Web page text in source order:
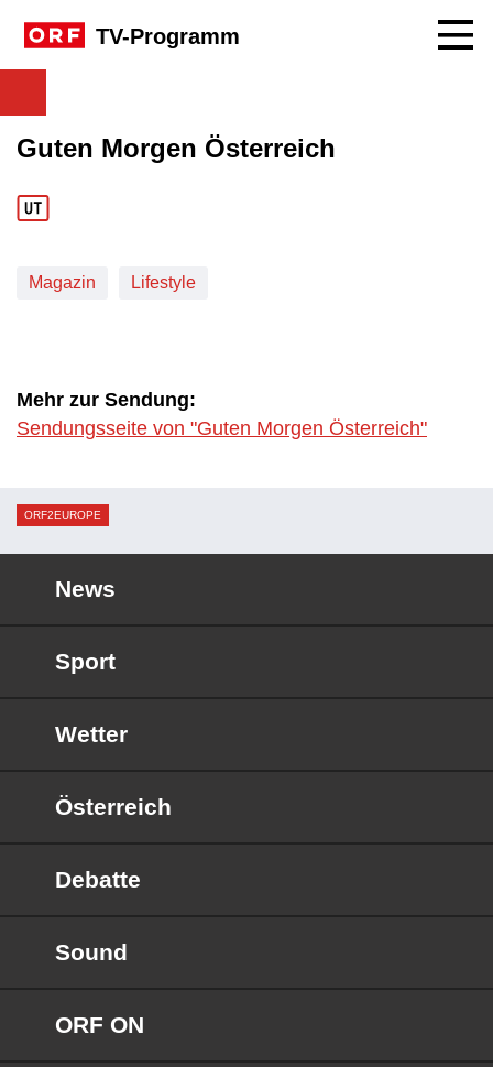
TV-Programm
Guten Morgen Österreich
Magazin Lifestyle
Mehr zur Sendung:
Sendungsseite von "Guten Morgen Österreich"
ORF2EUROPE
News
Sport
Wetter
Österreich
Debatte
Sound
ORF ON